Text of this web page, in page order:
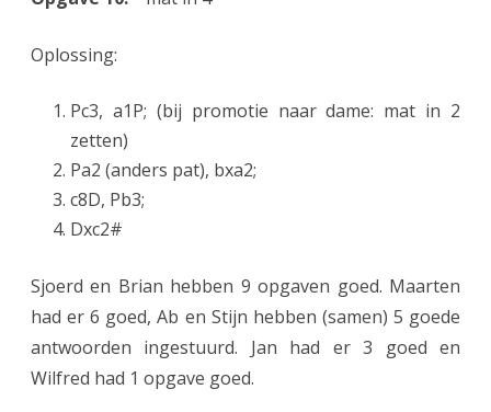
Oplossing:
Pc3, a1P; (bij promotie naar dame: mat in 2
zetten)
Pa2 (anders pat), bxa2;
c8D, Pb3;
Dxc2#
Sjoerd en Brian hebben 9 opgaven goed. Maarten
had er 6 goed, Ab en Stijn hebben (samen) 5 goede
antwoorden ingestuurd. Jan had er 3 goed en
Wilfred had 1 opgave goed.